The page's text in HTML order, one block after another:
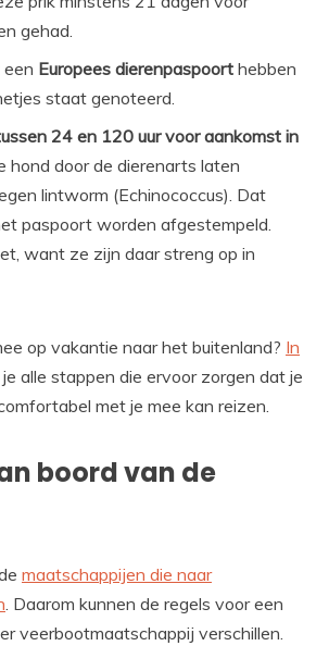
gehad.
een Europees dierenpaspoort hebben
staat genoteerd.
24 en 120 uur voor aankomst in
hond door de dierenarts laten
lintworm (Echinococcus). Dat
paspoort worden afgestempeld.
want ze zijn daar streng op in
op vakantie naar het buitenland? In
alle stappen die ervoor zorgen dat je
met je mee kan reizen.
boord van de
maatschappijen die naar
. Daarom kunnen de regels voor een
veerbootmaatschappij verschillen.